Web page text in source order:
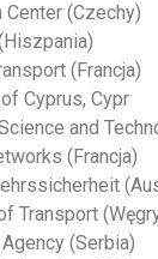
Center (Czechy)
(Francja)
Cyprus, Cypr
and
(Francja)
Transport
(Serbia)